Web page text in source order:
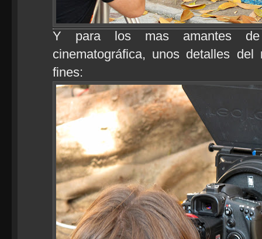
Y para los mas amantes
cinematográfica, unos detalles
fines: